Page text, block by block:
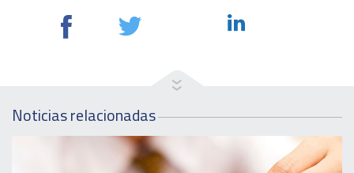
Noticias relacionadas